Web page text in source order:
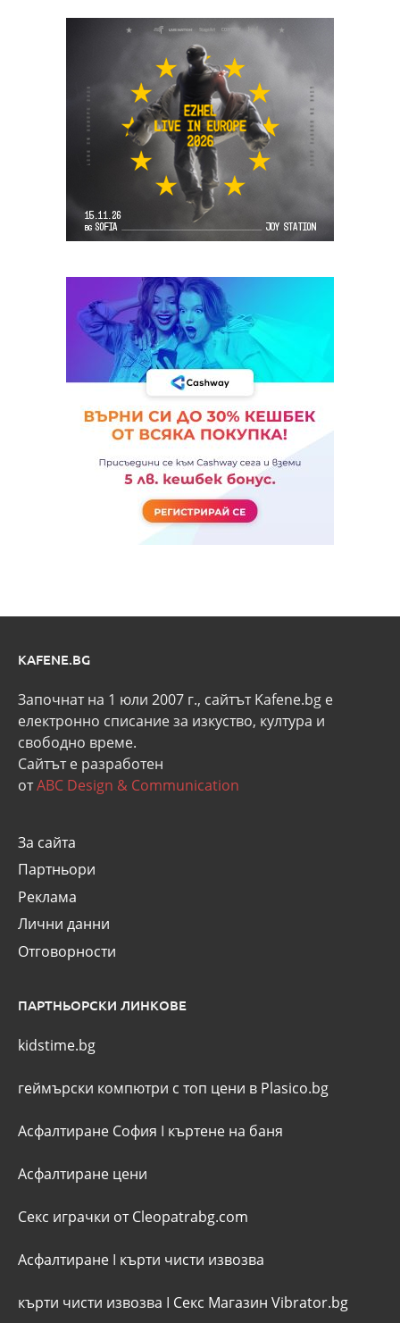
KAFENE.BG
Започнат на 1 юли 2007 г., сайтът Kafene.bg e
eлектронно списание за изкуство, култура и
свободно време.
Сайтът е разработен
отABC Design & Communication
За сайта
Партньори
Реклама
Лични данни
Отговорности
ПАРТНЬОРСКИ ЛИНКОВЕ
kidstime.bg
геймърски компютри с топ цени в Plasico.bg
Асфалтиране София I къртене на баня
Асфалтиране цени
Секс играчки от Cleopatrabg.com
Асфалтиране I кърти чисти извозва
кърти чисти извозва I Секс Магазин Vibrator.bg